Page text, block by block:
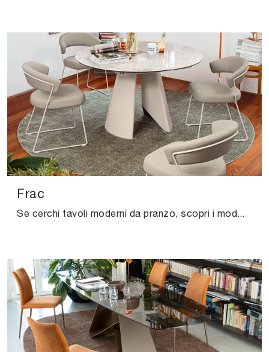
Frac
Se cerchi tavoli moderni da pranzo, scopri i modelli allungabili di Connubia: clicca e scopri il modello Frac in ceramica.